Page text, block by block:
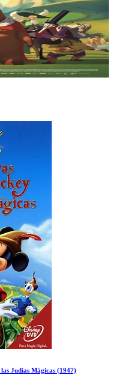
Judías Mágicas (1947)